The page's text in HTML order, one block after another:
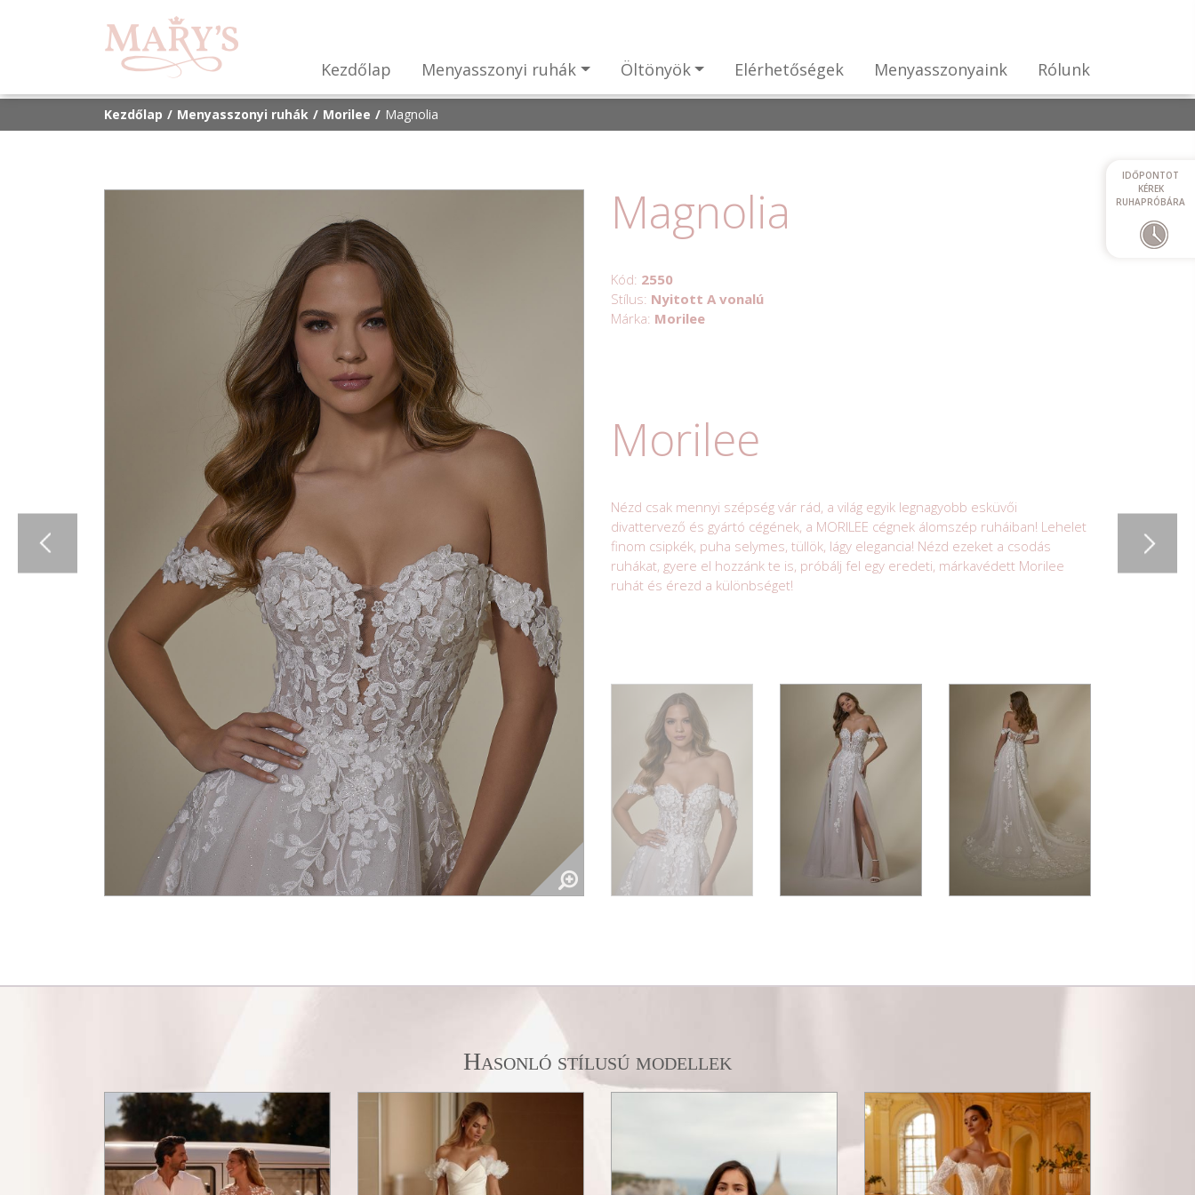
Kezdőlap Menyasszonyi ruhák Öltönyök Elérhetőségek Menyasszonyaink Rólunk
IDŐPONTOT
KÉREK
RUHAPRÓBÁRA
Kezdőlap Menyasszonyi ruhák Morilee Magnolia
Magnolia
Kód: 2550
Stílus: Nyitott A vonalú
Márka: Morilee
Morilee
Nézd csak mennyi szépség vár rád, a világ egyik legnagyobb esküvői
divattervező és gyártó cégének, a MORILEE cégnek álomszép ruháiban! Lehelet
finom csipkék, puha selymes, tüllök, lágy elegancia! Nézd ezeket a csodás
ruhákat, gyere el hozzánk te is, próbálj fel egy eredeti, márkavédett Morilee
ruhát és érezd a különbséget!
Hasonló stílusú modellek